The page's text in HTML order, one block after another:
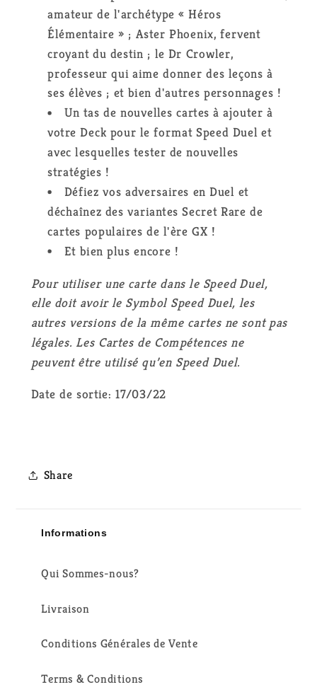
amateur de l'archétype « Héros
Élémentaire » ; Aster Phoenix, fervent
croyant du destin ; le Dr Crowler,
professeur qui aime donner des leçons à
ses élèves ; et bien d'autres personnages !
Un tas de nouvelles cartes à ajouter à
votre Deck pour le format Speed Duel et
avec lesquelles tester de nouvelles
stratégies !
Défiez vos adversaires en Duel et
déchaînez des variantes Secret Rare de
cartes populaires de l'ère GX !
Et bien plus encore !
Pour utiliser une carte dans le Speed Duel,
elle doit avoir le Symbol Speed Duel, les
autres versions de la même cartes ne sont pas
légales. Les Cartes de Compétences ne
peuvent être utilisé qu’en Speed Duel.
Date de sortie: 17/03/22
Share
Informations
Qui Sommes-nous?
Livraison
Conditions Générales de Vente
Terms & Conditions